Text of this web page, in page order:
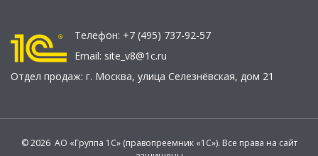
Телефон: +7 (495) 737-92-57
Email: site_v8@1c.ru
Отдел продаж: г. Москва, улица Селезнёвская, дом 21
© 2026 АО «Группа 1С» (правопреемник «1С»). Все права на сайт